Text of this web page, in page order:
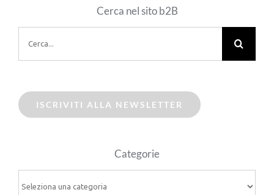
Cerca nel sito b2B
per:
ISCRIVITI ALLA NEWSLETTER
Categorie